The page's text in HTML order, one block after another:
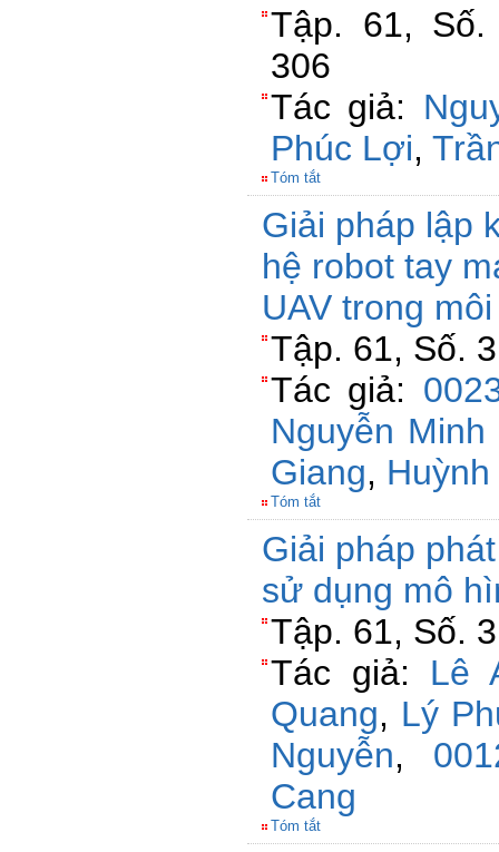
Tập. 61,
306
Tác giả:
Phúc Lợi,
Tóm tắt
Giải pháp lập
hệ robot tay
UAV trong
Tập. 61, Số.
Tác giả:
Nguyễn Minh
Giang,
Tóm tắt
Giải pháp
sử dụng mô
Tập. 61, Số.
Tác giả: Lê
Quang, Lý
Nguyễn,
Cang
Tóm tắt